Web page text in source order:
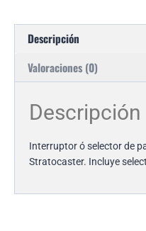
Descripción
Valoraciones (0)
Descripción
Interruptor ó selector de
Stratocaster. Incluye